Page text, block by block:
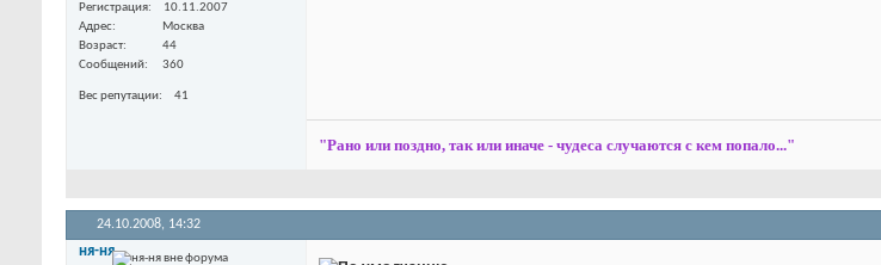
Регистрация
10.11.2007
Адрес
Москва
Возраст
44
Сообщений
360
Вес репутации 41
"Рано или поздно, так или иначе - чудеса случаются с кем попало..."
24.10.2008, 14:32
ня-ня